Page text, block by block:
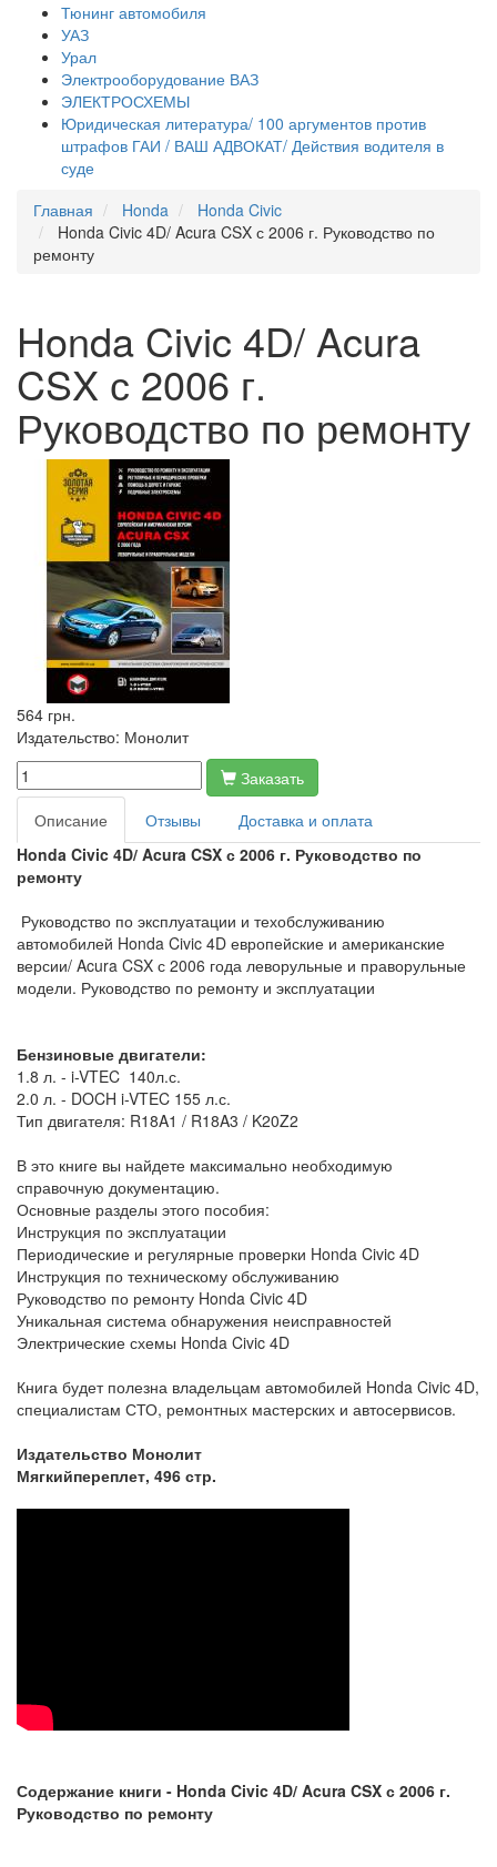
Тюнинг автомобиля
УАЗ
Урал
Электрооборудование ВАЗ
ЭЛЕКТРОСХЕМЫ
Юридическая литература/ 100 аргументов против
штрафов ГАИ / ВАШ АДВОКАТ/ Действия водителя в
суде
Главная
Honda
Honda Civic
Honda Civic 4D/ Acura CSX с 2006 г. Руководство по
ремонту
Honda Civic 4D/ Acura
CSX с 2006 г.
Руководство по ремонту
564 грн.
Издательство: Монолит
Заказать
Описание
Отзывы
Доставка и оплата
Honda Civic 4D/ Acura CSX с 2006 г. Руководство по
ремонту
Руководство по эксплуатации и техобслуживанию
автомобилей Honda Civic 4D европейские и американские
версии/ Acura CSX с 2006 года леворульные и праворульные
модели. Руководство по ремонту и эксплуатации
Бензиновые двигатели:
1.8 л. - i-VTEC 140л.с.
2.0 л. - DOCH i-VTEC 155 л.с.
Тип двигателя: R18A1 / R18A3 / K20Z2
В это книге вы найдете максимально необходимую
справочную документацию.
Основные разделы этого пособия:
Инструкция по эксплуатации
Периодические и регулярные проверки Honda Civic 4D
Инструкция по техническому обслуживанию
Руководство по ремонту Honda Civic 4D
Уникальная система обнаружения неисправностей
Электрические схемы Honda Civic 4D
Книга будет полезна владельцам автомобилей Honda Civic 4D,
специалистам СТО, ремонтных мастерских и автосервисов.
Издательство Монолит
Мягкийпереплет, 496 стр.
Содержание книги - Honda Civic 4D/ Acura CSX с 2006 г.
Руководство по ремонту